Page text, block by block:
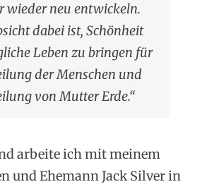
wieder neu entwickeln.
dabei ist, Schönheit
Leben zu bringen für
der Menschen und
von Mutter Erde.“
arbeite ich mit meinem
und Ehemann Jack Silver in